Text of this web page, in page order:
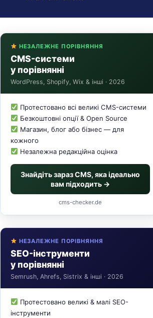
НЕЗАЛЕЖНЕ ПОРІВНЯННЯ
CMS-системи
у порівнянні
WordPress, Shopify, Wix & інші · 2026
Протестовано всі великі CMS-системи
Безкоштовні опції & Open Source
Магазин, блог або бізнес — для
кожного
Незалежна редакційна оцінка
Знайдіть зараз CMS, яка ідеально
вам підходить →
cms-checker.de
НЕЗАЛЕЖНЕ ПОРІВНЯННЯ
SEO-інструменти
у порівнянні
Semrush, Ahrefs, Sistrix & інші · 2026
Протестовано великі & малі SEO-
інструменти